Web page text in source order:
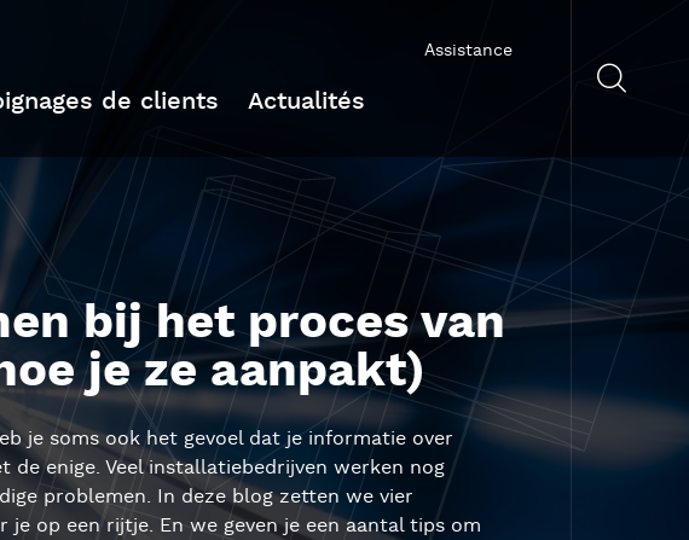
de clients Actualités
Assistance
bij het proces van
je ze aanpakt)
je soms ook het gevoel dat je informatie over
enige. Veel installatiebedrijven werken nog
problemen. In deze blog zetten we vier
op een rijtje. En we geven je een aantal tips om